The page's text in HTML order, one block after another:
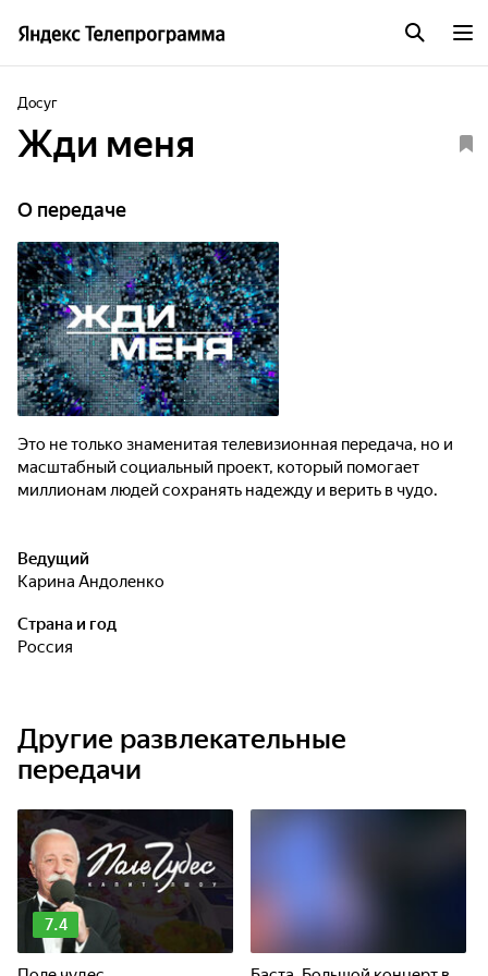
Досуг
Жди меня
О передаче
Это не только знаменитая телевизионная передача, но и
масштабный социальный проект, который помогает
миллионам людей сохранять надежду и верить в чудо.
Ведущий
Карина Андоленко
Страна и год
Россия
Другие развлекательные
передачи
7.4